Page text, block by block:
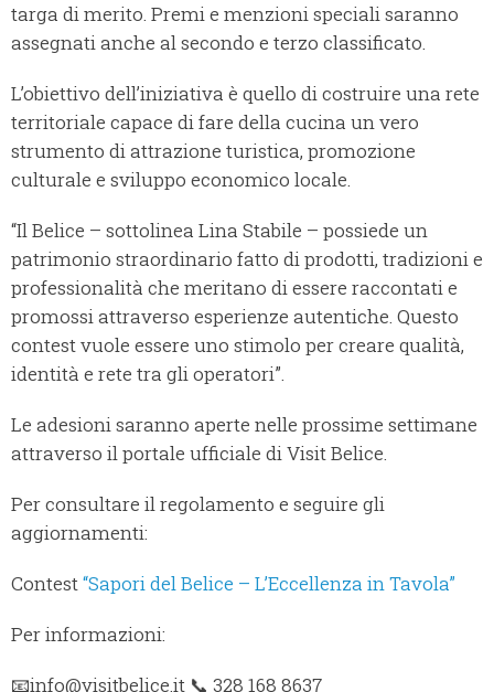
targa di merito. Premi e menzioni speciali saranno
assegnati anche al secondo e terzo classificato.
L’obiettivo dell’iniziativa è quello di costruire una rete
territoriale capace di fare della cucina un vero
strumento di attrazione turistica, promozione
culturale e sviluppo economico locale.
“Il Belice – sottolinea Lina Stabile – possiede un
patrimonio straordinario fatto di prodotti, tradizioni e
professionalità che meritano di essere raccontati e
promossi attraverso esperienze autentiche. Questo
contest vuole essere uno stimolo per creare qualità,
identità e rete tra gli operatori”.
Le adesioni saranno aperte nelle prossime settimane
attraverso il portale ufficiale di Visit Belice.
Per consultare il regolamento e seguire gli
aggiornamenti:
Contest“Sapori del Belice – L’Eccellenza in Tavola”
Per informazioni:
📧info@visitbelice.it 📞 328 168 8637